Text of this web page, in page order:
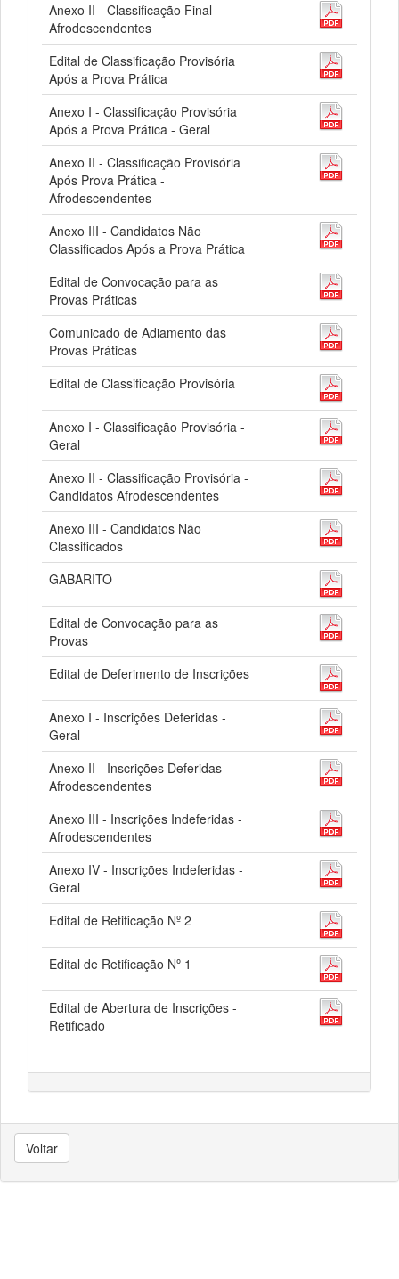
Anexo II - Classificação Final -
Afrodescendentes
Edital de Classificação Provisória
Após a Prova Prática
Anexo I - Classificação Provisória
Após a Prova Prática - Geral
Anexo II - Classificação Provisória
Após Prova Prática -
Afrodescendentes
Anexo III - Candidatos Não
Classificados Após a Prova Prática
Edital de Convocação para as
Provas Práticas
Comunicado de Adiamento das
Provas Práticas
Edital de Classificação Provisória
Anexo I - Classificação Provisória -
Geral
Anexo II - Classificação Provisória -
Candidatos Afrodescendentes
Anexo III - Candidatos Não
Classificados
GABARITO
Edital de Convocação para as
Provas
Edital de Deferimento de Inscrições
Anexo I - Inscrições Deferidas -
Geral
Anexo II - Inscrições Deferidas -
Afrodescendentes
Anexo III - Inscrições Indeferidas -
Afrodescendentes
Anexo IV - Inscrições Indeferidas -
Geral
Edital de Retificação Nº 2
Edital de Retificação Nº 1
Edital de Abertura de Inscrições -
Retificado
Voltar